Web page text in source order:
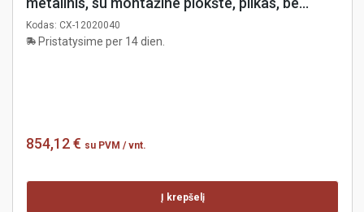
šoninių dangčių, coreX
Kodas: CX-12020040
Pristatysime per 14 dien.
854,12 € su PVM / vnt.
Į krepšelį